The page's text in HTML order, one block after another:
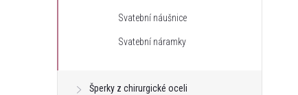
Svatební náušnice
Svatební náramky
Šperky z chirurgické oceli